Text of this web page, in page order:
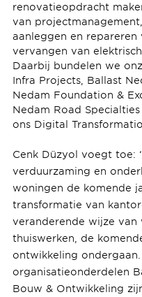
renovatieopdracht
van
aanleggen en
vervangen van
Daarbij bundelen we
Infra Projects, Ballast
Nedam Foundation &
Nedam Road
ons Digital
Cenk Düzyol voegt toe:
verduurzaming en
woningen de komende
transformatie van
veranderende wijze van
thuiswerken, de
ontwikkeling
organisatieonderdelen
Bouw & Ontwikkeling